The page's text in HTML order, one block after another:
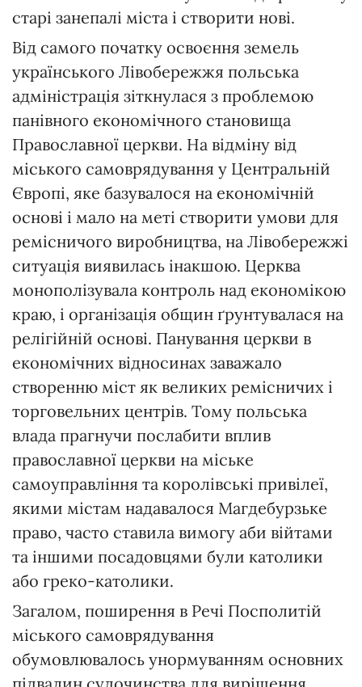
старі занепалі міста і створити нові.
Від самого початку освоєння земель
українського Лівобережжя польська
адміністрація зіткнулася з проблемою
панівного економічного становища
Православної церкви. На відміну від
міського самоврядування у Центральній
Європі, яке базувалося на економічній
основі і мало на меті створити умови для
ремісничого виробництва, на Лівобережжі
ситуація виявилась інакшою. Церква
монополізувала контроль над економікою
краю, і організація общин ґрунтувалася на
релігійній основі. Панування церкви в
економічних відносинах заважало
створенню міст як великих ремісничих і
торговельних центрів. Тому польська
влада прагнучи послабити вплив
православної церкви на міське
самоуправління та королівські привілеї,
якими містам надавалося Магдебурзьке
право, часто ставила вимогу аби війтами
та іншими посадовцями були католики
або греко-католики.
Загалом, поширення в Речі Посполитій
міського самоврядування
обумовлювалось унормуванням основних